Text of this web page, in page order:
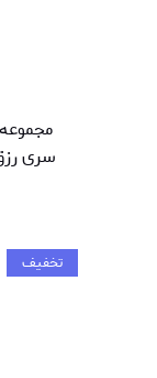
تخفیف